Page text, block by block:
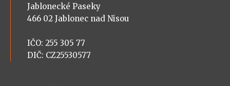
Jablonecké Paseky
466 02 Jablonec nad Nisou
IČO: 255 305 77
DIČ: CZ25530577